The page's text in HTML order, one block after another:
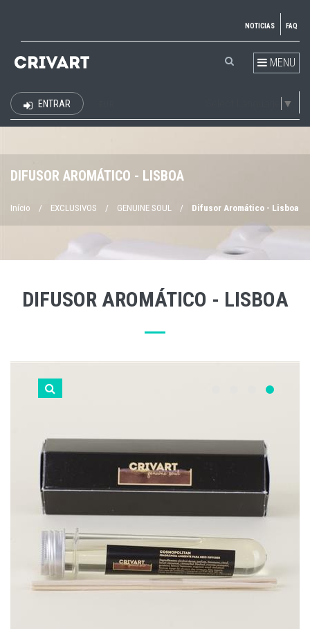
NOTICIAS FAQ
MENU
▼
ENTRAR
DIFUSOR AROMÁTICO - LISBOA
Início / EXCLUSIVOS / GENUINE SOUL / Difusor Aromático - Lisboa
DIFUSOR AROMÁTICO - LISBOA